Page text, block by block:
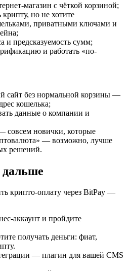
магазин с чёткой корзиной;
но не хотите
приватными ключами и
и предсказуемость сумм;
и работать «по-
сайт без нормальной корзины —
кошелька;
данные о компании и
совсем новички, которые
— возможно, лучше
решений.
дальше
крипто-оплату через BitPay —
аккаунт и пройдите
получать деньги: фиат,
— плагин для вашей CMS